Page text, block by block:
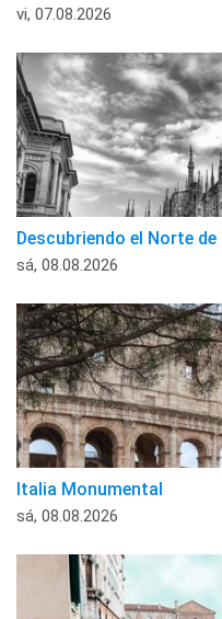
vi, 07.08.2026
Descubriendo el Norte
sá, 08.08.2026
Italia Monumental
sá, 08.08.2026